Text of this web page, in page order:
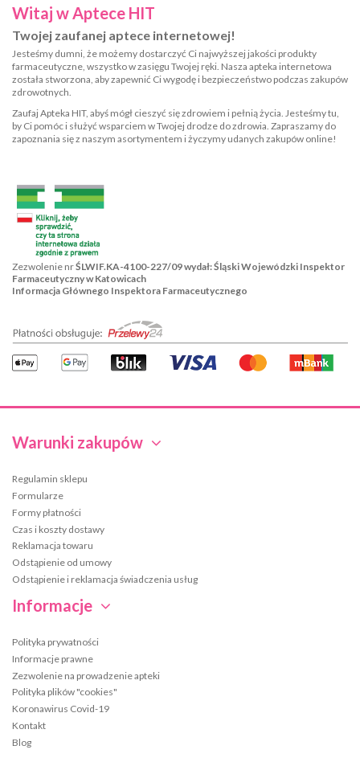
Warunki zakupów
Regulamin sklepu
Formularze
Formy płatności
Czas i koszty dostawy
Reklamacja towaru
Odstąpienie od umowy
Odstąpienie i reklamacja świadczenia usług
Informacje
Polityka prywatności
Informacje prawne
Zezwolenie na prowadzenie apteki
Polityka plików "cookies"
Koronawirus Covid-19
Kontakt
Blog
Witaj w Aptece HIT
Twojej zaufanej aptece internetowej!
Jesteśmy dumni, że możemy dostarczyć Ci najwyższej jakości produkty
farmaceutyczne, wszystko w zasięgu Twojej ręki. Nasza apteka internetowa
została stworzona, aby zapewnić Ci wygodę i bezpieczeństwo podczas zakupów
zdrowotnych.
Zaufaj Apteka HIT, abyś mógł cieszyć się zdrowiem i pełnią życia. Jesteśmy tu,
by Ci pomóc i służyć wsparciem w Twojej drodze do zdrowia. Zapraszamy do
zapoznania się z naszym asortymentem i życzymy udanych zakupów online!
Zezwolenie nrŚLWIF.KA-4100-227/09 wydał: Śląski Wojewódzki Inspektor
Farmaceutyczny w Katowicach
Informacja Głównego Inspektora Farmaceutycznego